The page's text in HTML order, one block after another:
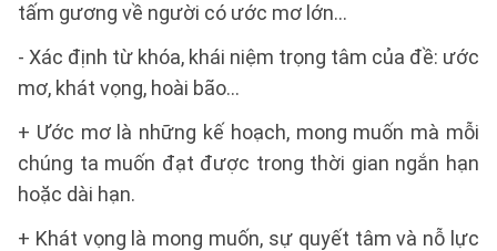
tấm gương về người có ước mơ lớn...
- Xác định từ khóa, khái niệm trọng tâm của đề: ước
mơ, khát vọng, hoài bão...
+ Ước mơ là những kế hoạch, mong muốn mà mỗi
chúng ta muốn đạt được trong thời gian ngắn hạn
hoặc dài hạn.
+ Khát vọng là mong muốn, sự quyết tâm và nỗ lực